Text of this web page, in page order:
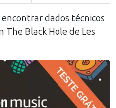
dados técnicos
The Black Holede Les